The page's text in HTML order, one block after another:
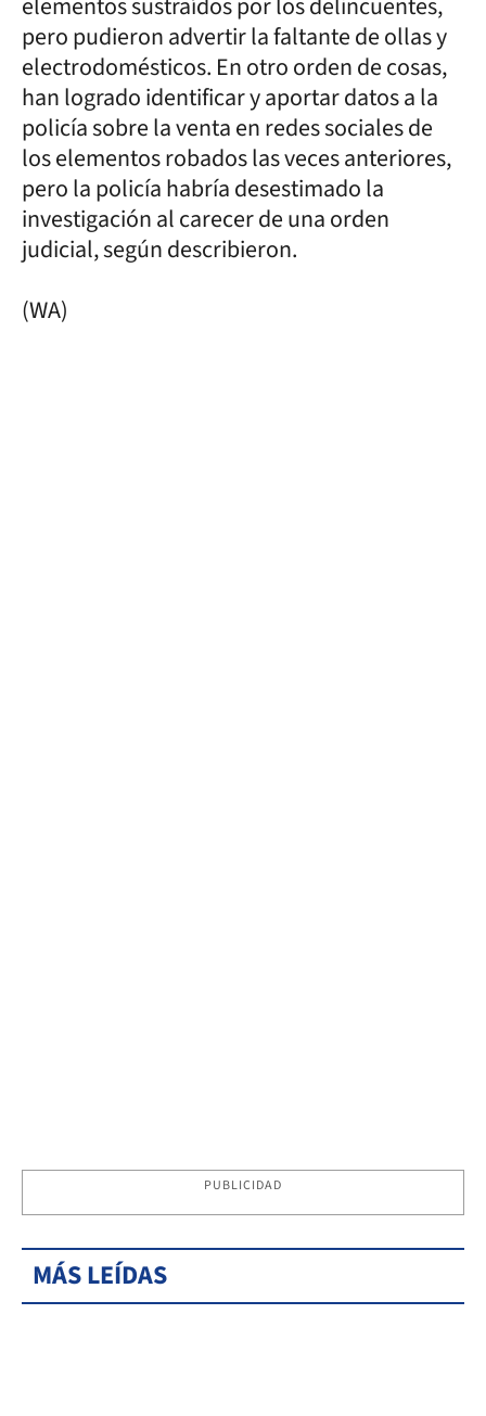
pero pudieron advertir la faltante de ollas y
electrodomésticos. En otro orden de cosas,
han logrado identificar y aportar datos a la
policía sobre la venta en redes sociales de
los elementos robados las veces anteriores,
pero la policía habría desestimado la
investigación al carecer de una orden
judicial, según describieron.
(WA)
PUBLICIDAD
MÁS LEÍDAS